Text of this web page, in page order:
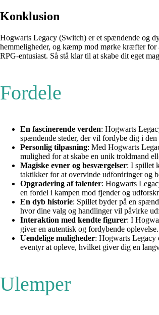
Konklusion
Hogwarts Legacy (Switch) er et spændende og
hemmeligheder, og kæmp mod mørke kræfter for
RPG-entusiast. Så stå klar til at skabe dit eget
Fordele
En fascinerende verden: Hogwarts
spændende steder, der vil fordybe dig i
Personlig tilpasning: Med Hogwarts
mulighed for at skabe en unik troldmand
Magiske evner og besværgelser: I spillet
taktikker for at overvinde udfordringer og
Opgradering af talenter: Hogwarts
en fordel i kampen mod fjender og
En dyb historie: Spillet byder på en
hvor dine valg og handlinger vil påvirke
Interaktion med kendte figurer: I
giver en autentisk og fordybende oplevelse.
Uendelige muligheder: Hogwarts Legacy
eventyr at opleve, hvilket giver dig en
Ulemper